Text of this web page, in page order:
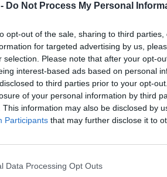
Do Not Process My Personal
opt-out of the sale, sharing to third
for targeted advertising by us,
selection. Please note that after your opt-
interest-based ads based on personal
to third parties prior to your opt-
of your personal information by third
This information may also be disclosed by
Participants that may further disclose it to
Data Processing Opt Outs
alternativou
objevují rádoby optimistické
z palmového oleje
možnou záchranu
rychlých změn klimatu.
www.mpob.gov.my/) a čím
se nechávají slyšet, že se
To je ovšem holý